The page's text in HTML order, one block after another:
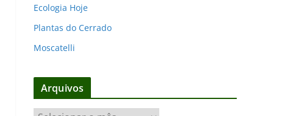
Ecologia Hoje
Plantas do Cerrado
Moscatelli
Arquivos